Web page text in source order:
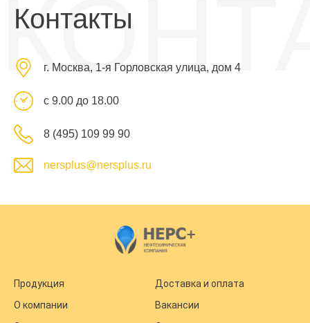
Контакты
г. Москва, 1-я Горловская улица, дом 4
с 9.00 до 18.00
8 (495) 109 99 90
nersplus@nersplus.ru
Продукция
Доставка и оплата
О компании
Вакансии